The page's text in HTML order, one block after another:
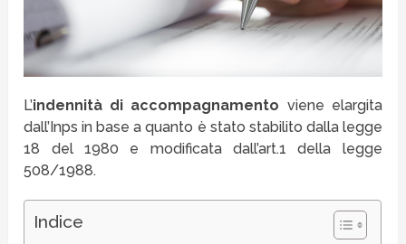
L’indennità di accompagnamento viene elargita
dall’Inps in base a quanto è stato stabilito dalla legge
18 del 1980 e modificata dall’art.1 della legge
508/1988.
Indice